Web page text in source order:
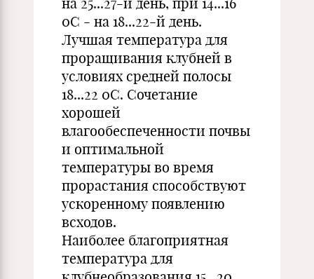
0С - на 18...22-й день.
Лучшая температура для
проращивания клубней в
условиях средней полосы
18...22 0C. Сочетание
хорошей
влагообеспеченности почвы
и оптимальной
температуры во время
прорастания способствуют
ускоренному появлению
всходов.
Наиболее благоприятная
температура для